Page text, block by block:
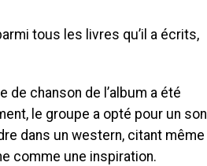
tous les livres qu’il a écrits,
de chanson de l’album a été
le groupe a opté pour un son
dans un western, citant même
comme une inspiration.